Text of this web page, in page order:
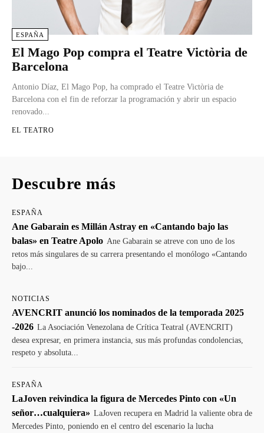
ESPAÑA
El Mago Pop compra el Teatre Victòria de
Barcelona
Antonio Díaz, El Mago Pop, ha comprado el Teatre Victòria de
Barcelona con el fin de reforzar la programación y abrir un espacio
renovado...
EL TEATRO
Descubre más
ESPAÑA
Ane Gabarain es Millán Astray en «Cantando bajo las
balas» en Teatre Apolo Ane Gabarain se atreve con uno de los
retos más singulares de su carrera presentando el monólogo «Cantando
bajo...
NOTICIAS
AVENCRIT anunció los nominados de la temporada 2025
-2026 La Asociación Venezolana de Crítica Teatral (AVENCRIT)
desea expresar, en primera instancia, sus más profundas condolencias,
respeto y absoluta...
ESPAÑA
LaJoven reivindica la figura de Mercedes Pinto con «Un
señor…cualquiera» LaJoven recupera en Madrid la valiente obra de
Mercedes Pinto, poniendo en el centro del escenario la lucha